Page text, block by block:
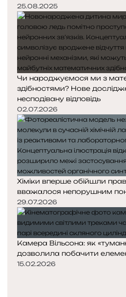
25.08.2025
Чи народжуємося ми з
здібностями? Нове
несподівану відповідь
02.07.2026
Хіміки вперше обійшли
вважалося непорушним
29.07.2026
Камера Вільсона: як
дозволила побачити
15.02.2026